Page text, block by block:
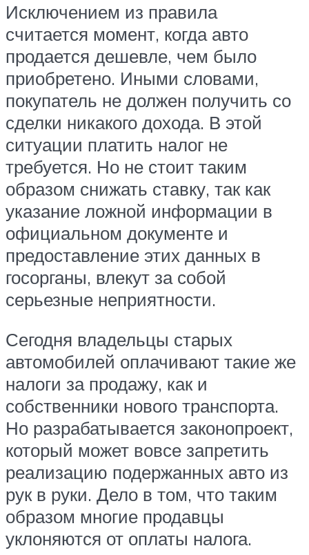
Исключением из правила
считается момент, когда авто
продается дешевле, чем было
приобретено. Иными словами,
покупатель не должен получить со
сделки никакого дохода. В этой
ситуации платить налог не
требуется. Но не стоит таким
образом снижать ставку, так как
указание ложной информации в
официальном документе и
предоставление этих данных в
госорганы, влекут за собой
серьезные неприятности.
Сегодня владельцы старых
автомобилей оплачивают такие же
налоги за продажу, как и
собственники нового транспорта.
Но разрабатывается законопроект,
который может вовсе запретить
реализацию подержанных авто из
рук в руки. Дело в том, что таким
образом многие продавцы
уклоняются от оплаты налога.